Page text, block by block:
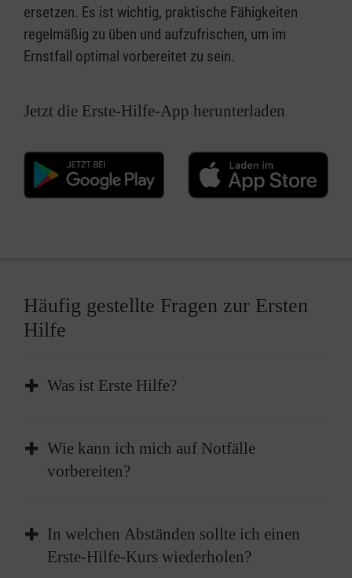
ersetzen. Es ist wichtig, praktische Fähigkeiten
regelmäßig zu üben und aufzufrischen, um im
Ernstfall optimal vorbereitet zu sein.
Jetzt die Erste-Hilfe-App herunterladen
Häufig gestellte Fragen zur Ersten
Hilfe
Was ist Erste Hilfe?
Erste Hilfe ist die sofortige und
vorübergehende Hilfe, die bei plötzlichen
erhalten oder bis professionelle medizinische
Hilfe eintrifft.
Wie kann ich mich auf Notfälle
vorbereiten?
Absolvieren Sie einen Erste-Hilfe-Kurs und
frischen diesen im besten Fall alle zwei Jahre
In welchen Abständen sollte ich einen
Erste-Hilfe-Kurs wiederholen?